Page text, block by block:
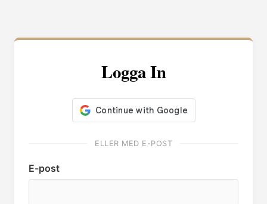
Logga In
ELLER MED E-POST
E-post